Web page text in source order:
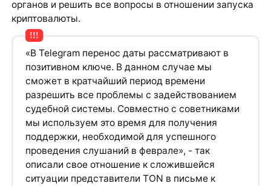
органов и решить все вопросы в отношении запуска
криптовалюты.
«В Telegram перенос даты рассматривают в
позитивном ключе. В данном случае мы
сможет в кратчайший период времени
разрешить все проблемы с задействованием
судебной системы. Совместно с советниками
мы используем это время для получения
поддержки, необходимой для успешного
проведения слушаний в феврале», - так
описали свое отношение к сложившейся
ситуации представители TON в письме к